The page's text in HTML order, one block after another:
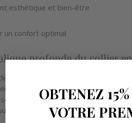
esthétique et bien-être
un confort optimal
profonde du collier
raffinement, marie la chaleur
surnommée « or des fous »,
et vérité. Chaque perle, taillée
de pyrite dans le lapis-lazuli
OBTENEZ
VOTRE